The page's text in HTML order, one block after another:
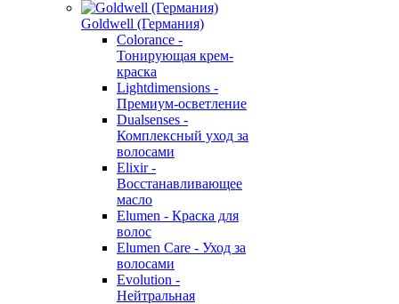
Goldwell (Германия)
Colorance -
Тонирующая крем-
краска
Lightdimensions -
Премиум-осветление
Dualsenses -
Комплексный уход за
волосами
Elixir -
Восстанавливающее
масло
Elumen - Краска для
волос
Elumen Care - Уход за
волосами
Evolution -
Нейтральная